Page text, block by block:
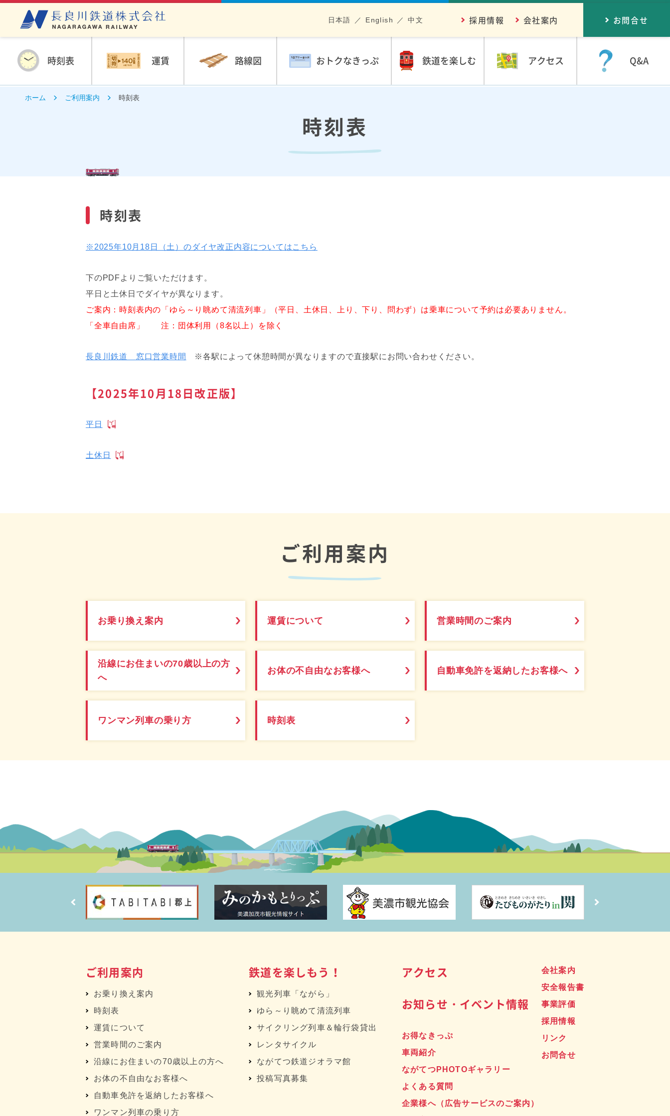
時刻表 運賃 路線図 おトクなきっぷ 鉄道を楽しむ アクセス Q&A
採用情報 会社案内
日本語 English 中文 お問合せ
ホーム ご利用案内 時刻表
時刻表
時刻表
※2025年10月18日（土）のダイヤ改正内容についてはこちら
下のPDFよりご覧いただけます。
平日と土休日でダイヤが異なります。
ご案内：時刻表内の「ゆら～り眺めて清流列車」（平日、土休日、上り、下り、問わず）は乗車について予約は必要ありません。
「全車自由席」 注：団体利用（8名以上）を除く
長良川鉄道 窓口営業時間 ※各駅によって休憩時間が異なりますので直接駅にお問い合わせください。
【2025年10月18日改正版】
平日
土休日
ご利用案内
お乗り換え案内 運賃について 営業時間のご案内
沿線にお住まいの70歳以上の方
へ
お体の不自由なお客様へ 自動車免許を返納したお客様へ
ワンマン列車の乗り方 時刻表
ご利用案内
お乗り換え案内
時刻表
運賃について
営業時間のご案内
沿線にお住まいの70歳以上の方へ
お体の不自由なお客様へ
自動車免許を返納したお客様へ
ワンマン列車の乗り方
鉄道を楽しもう！
観光列車「ながら」
ゆら～り眺めて清流列車
サイクリング列車＆輪行袋貸出
レンタサイクル
ながてつ鉄道ジオラマ館
投稿写真募集
アクセス
お知らせ・イベント情報
お得なきっぷ
車両紹介
ながてつPHOTOギャラリー
よくある質問
企業様へ（広告サービスのご案内）
会社案内
安全報告書
事業評価
採用情報
リンク
お問合せ